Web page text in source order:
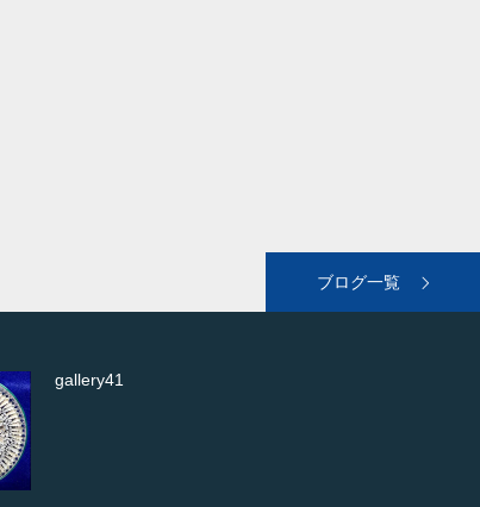
ブログ一覧
gallery41